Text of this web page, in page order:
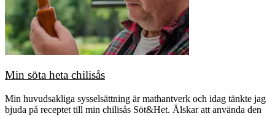
Min söta heta chilisås
Min huvudsakliga sysselsättning är mathantverk och idag tänkte jag
bjuda på receptet till min chilisås Söt&Het. Älskar att använda den